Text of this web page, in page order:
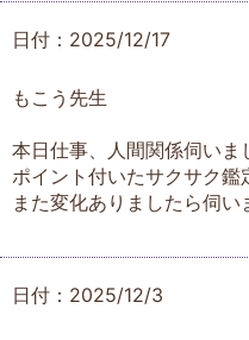
日付：2025/12/17
もこう先生
本日仕事、人間関係伺いま
ポイント付いたサクサク鑑
また変化ありましたら伺い
日付：2025/12/3